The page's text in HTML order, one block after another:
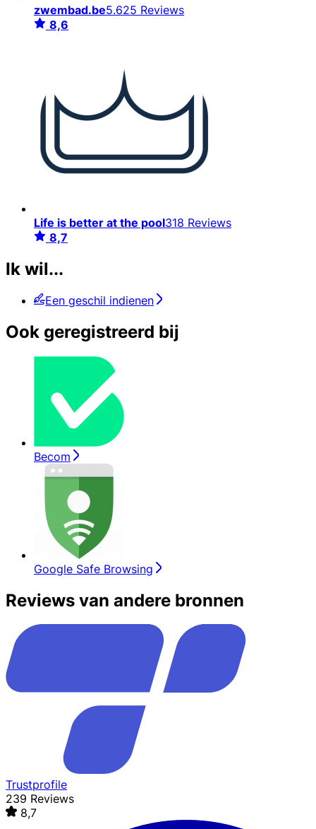
zwembad.be5.625 Reviews
8,6
Life is better at the pool318 Reviews
8,7
Ik wil...
Een geschil indienen
Ook geregistreerd bij
Becom
Google Safe Browsing
Reviews van andere bronnen
Trustprofile
239 Reviews
8,7